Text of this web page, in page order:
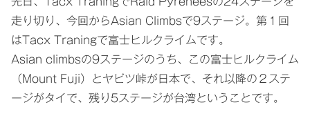
走り切り、今回からAsian Climbsで9ステージ。第１回
はTacx Traningで富士ヒルクライムです。
Asian climbsの9ステージのうち、この富士ヒルクライム
（Mount Fuji）とヤビツ峠が日本で、それ以降の２ステ
ージがタイで、残り5ステージが台湾ということです。